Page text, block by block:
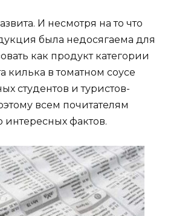
И несмотря на то что
была недосягаема для
как продукт категории
килька в томатном соусе
студентов и туристов-
всем почитателям
интересных фактов.